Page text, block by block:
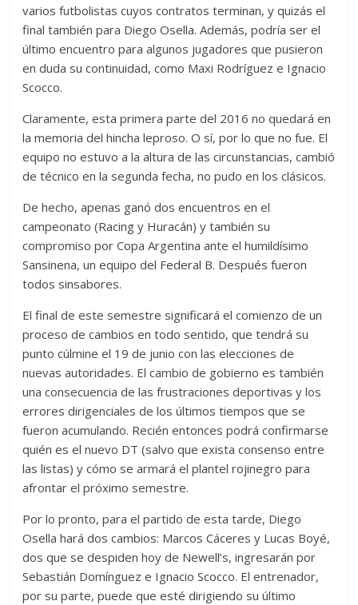
varios futbolistas cuyos contratos terminan, y quizás el
final también para Diego Osella. Además, podría ser el
último encuentro para algunos jugadores que pusieron
en duda su continuidad, como Maxi Rodríguez e Ignacio
Scocco.
Claramente, esta primera parte del 2016 no quedará en
la memoria del hincha leproso. O sí, por lo que no fue. El
equipo no estuvo a la altura de las circunstancias, cambió
de técnico en la segunda fecha, no pudo en los clásicos.
De hecho, apenas ganó dos encuentros en el
campeonato (Racing y Huracán) y también su
compromiso por Copa Argentina ante el humildísimo
Sansinena, un equipo del Federal B. Después fueron
todos sinsabores.
El final de este semestre significará el comienzo de un
proceso de cambios en todo sentido, que tendrá su
punto cúlmine el 19 de junio con las elecciones de
nuevas autoridades. El cambio de gobierno es también
una consecuencia de las frustraciones deportivas y los
errores dirigenciales de los últimos tiempos que se
fueron acumulando. Recién entonces podrá confirmarse
quién es el nuevo DT (salvo que exista consenso entre
las listas) y cómo se armará el plantel rojinegro para
afrontar el próximo semestre.
Por lo pronto, para el partido de esta tarde, Diego
Osella hará dos cambios: Marcos Cáceres y Lucas Boyé,
dos que se despiden hoy de Newell’s, ingresarán por
Sebastián Domínguez e Ignacio Scocco. El entrenador,
por su parte, puede que esté dirigiendo su último